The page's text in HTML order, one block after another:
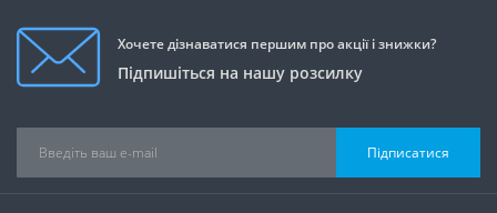
Хочете дізнаватися першим про акції і знижки?
Підпишіться на нашу розсилку
Підписатися